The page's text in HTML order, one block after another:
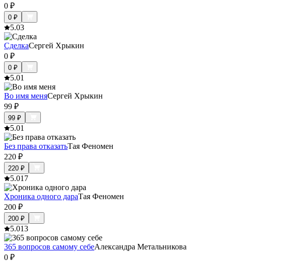
0 ₽
0 ₽
5.03
СделкаСергей Хрыкин
0 ₽
0 ₽
5.01
Во имя меняСергей Хрыкин
99 ₽
99 ₽
5.01
Без права отказатьТая Феномен
220 ₽
220 ₽
5.017
Хроника одного дараТая Феномен
200 ₽
200 ₽
5.013
365 вопросов самому себеАлександра Метальникова
0 ₽